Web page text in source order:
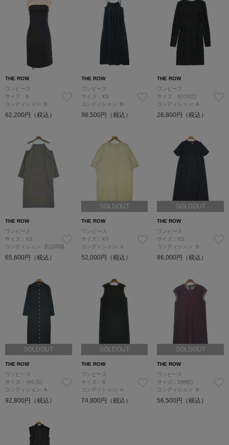
THE ROW
ワンピース
サイズ：S
コンディション: B
62,200円（税込）
THE ROW
ワンピース
サイズ：XS
コンディション: B
98,500円（税込）
THE ROW
ワンピース
サイズ：0(XS位)
コンディション: A
26,800円（税込）
THE ROW
ワンピース
サイズ：XS
コンディション: 新品同様
65,600円（税込）
SOLDOUT
THE ROW
ワンピース
サイズ：XS
コンディション: A
52,000円（税込）
SOLDOUT
THE ROW
ワンピース
サイズ：XS
コンディション: B
86,000円（税込）
SOLDOUT
THE ROW
ワンピース
サイズ：-(XL位)
コンディション: A
92,800円（税込）
SOLDOUT
THE ROW
ワンピース
サイズ：S
コンディション: A
74,800円（税込）
SOLDOUT
THE ROW
ワンピース
サイズ：2(M位)
コンディション: B
56,500円（税込）